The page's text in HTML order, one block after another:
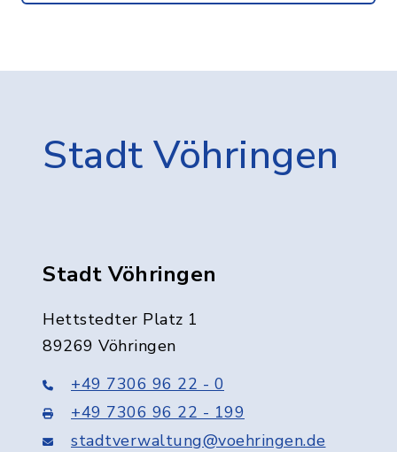
Stadt Vöhringen
Stadt Vöhringen
Hettstedter Platz 1
89269 Vöhringen
+49 7306 96 22 - 0
+49 7306 96 22 - 199
stadtverwaltung@voehringen.de